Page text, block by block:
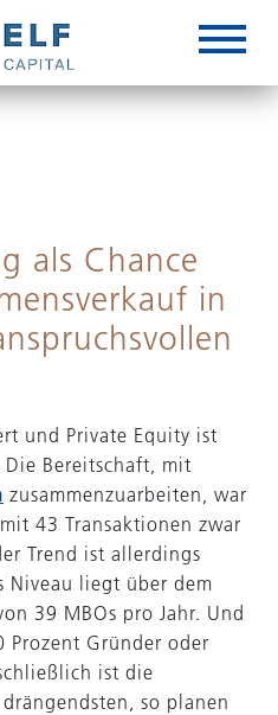
als Chance
in
und Private Equity ist
Bereitschaft, mit
zusammenzuarbeiten, war
43 Transaktionen zwar
Trend ist allerdings
Niveau liegt über dem
39 MBOs pro Jahr. Und
Prozent Gründer oder
ist die
so planen